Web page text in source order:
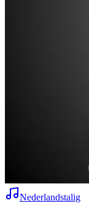
Nederlandstalig